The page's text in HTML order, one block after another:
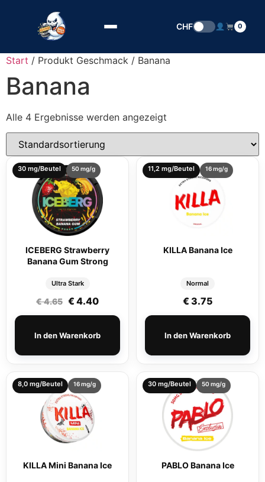
CHF 0
Start / Produkt Geschmack / Banana
Banana
Alle 4 Ergebnisse werden angezeigt
30 mg/Beutel 50 mg/g
ICEBERG Strawberry
Banana Gum Strong
Ultra Stark
€4.65 Ursprünglicher Preis war: € 4.65
€ 4.40Aktueller Preis ist: € 4.40.
In den Warenkorb
11,2 mg/Beutel 16 mg/g
KILLA Banana Ice
Normal
€ 3.75
In den Warenkorb
8,0 mg/Beutel 16 mg/g
KILLA Mini Banana Ice
30 mg/Beutel 50 mg/g
PABLO Banana Ice